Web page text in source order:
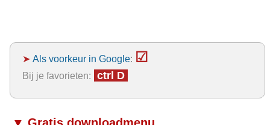
➤ Als voorkeur in Google: ☑
Bij je favorieten: ctrl D